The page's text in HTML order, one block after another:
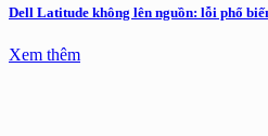
Dell Latitude không lên nguồn: lỗi phổ
Xem thêm